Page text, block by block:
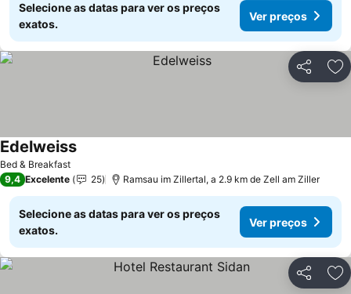
Selecione as datas para ver os preços
exatos.
Ver preços
Partilhar
Bed & Breakfast
Edelweiss
9,4 Excelente 25 Ramsau im Zillertal, a 2.9 km de Zell am Ziller
Selecione as datas para ver os preços
exatos.
Ver preços
Partilhar